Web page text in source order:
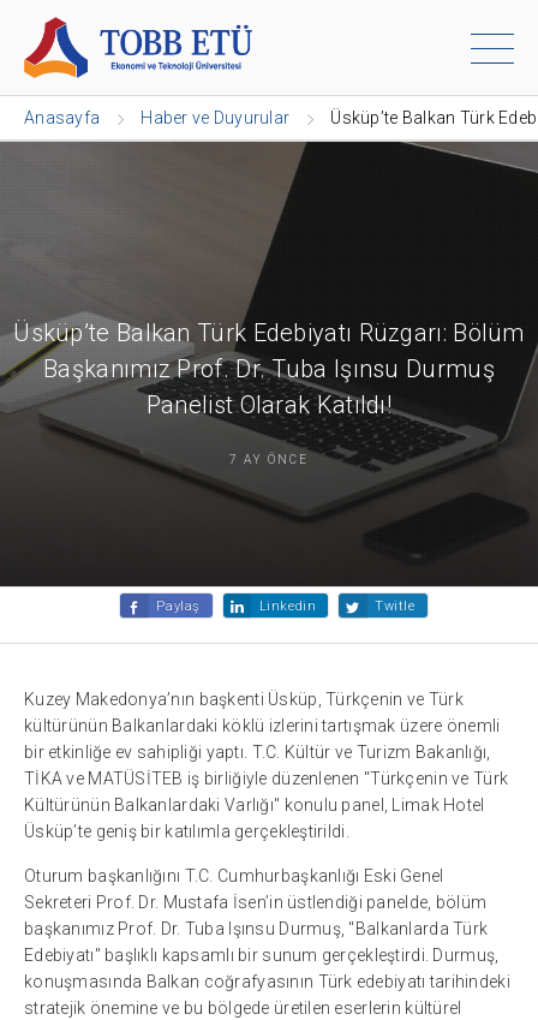
Anasayfa Haber ve Duyurular Üsküp’te Balkan Türk
Üsküp’te Balkan Türk Edebiyatı Rüzgarı: Bölüm
Başkanımız Prof. Dr. Tuba Işınsu Durmuş
Panelist Olarak Katıldı!
7 AY ÖNCE
Paylaş Linkedin Twitle
Kuzey Makedonya’nın başkenti Üsküp, Türkçenin ve Türk
kültürünün Balkanlardaki köklü izlerini tartışmak üzere önemli
bir etkinliğe ev sahipliği yaptı. T.C. Kültür ve Turizm Bakanlığı,
TİKA ve MATÜSİTEB iş birliğiyle düzenlenen "Türkçenin ve Türk
Kültürünün Balkanlardaki Varlığı" konulu panel, Limak Hotel
Üsküp’te geniş bir katılımla gerçekleştirildi.
Oturum başkanlığını T.C. Cumhurbaşkanlığı Eski Genel
Sekreteri Prof. Dr. Mustafa İsen’in üstlendiği panelde, bölüm
başkanımız Prof. Dr. Tuba Işınsu Durmuş, "Balkanlarda Türk
Edebiyatı" başlıklı kapsamlı bir sunum gerçekleştirdi. Durmuş,
konuşmasında Balkan coğrafyasının Türk edebiyatı tarihindeki
stratejik önemine ve bu bölgede üretilen eserlerin kültürel